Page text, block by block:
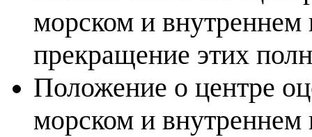
морском и внутреннем
прекращение этих
Положение о центре
морском и внутреннем